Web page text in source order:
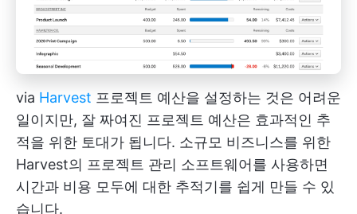
via Harvest 프로젝트 예산을 설정하는 것은 어려운
일이지만, 잘 짜여진 프로젝트 예산은 효과적인 추
적을 위한 토대가 됩니다. 소규모 비즈니스를 위한
Harvest의 프로젝트 관리 소프트웨어를 사용하면
시간과 비용 모두에 대한 추적기를 쉽게 만들 수 있
습니다.